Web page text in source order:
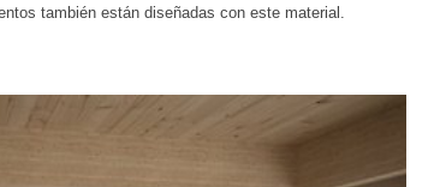
también están diseñadas con este material.